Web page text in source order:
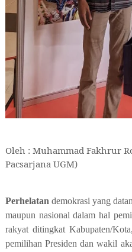
Oleh : Muhammad Fakhrur
Pacsarjana UGM)
Perhelatan demokrasi yang
maupun nasional dalam hal
rakyat ditingkat Kabupaten/
pemilihan Presiden dan wakil